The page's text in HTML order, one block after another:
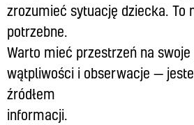
zrozumieć sytuację dziecka. To
potrzebne.
Warto mieć przestrzeń na swoje
wątpliwości i obserwacje —
źródłem
informacji.